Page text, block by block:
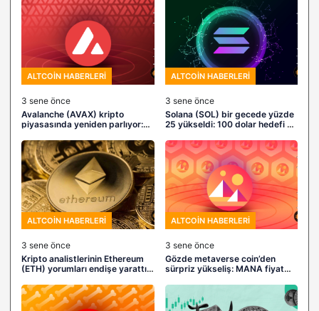
ALTCOIN HABERLERI
3 sene önce
Avalanche (AVAX) kripto
piyasasında yeniden parlıyor:
yükseltebilir?
ALTCOIN HABERLERI
3 sene önce
Solana (SOL) bir gecede yüzde
25 yükseldi: 100 dolar hedefi ne
ALTCOIN HABERLERI
3 sene önce
Kripto analistlerinin Ethereum
(ETH) yorumları endişe yarattı:
olabilir”
ALTCOIN HABERLERI
3 sene önce
Gözde metaverse coin’den
sürpriz yükseliş: MANA fiyat
ayrıntıları